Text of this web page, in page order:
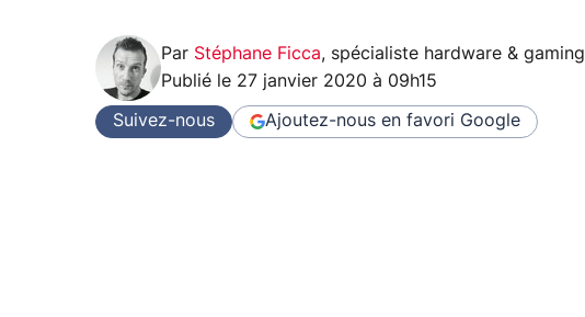
Par Stéphane Ficca, spécialiste hardware & gaming
Publié le 27 janvier 2020 à 09h15
Suivez-nous Ajoutez-nous en favori Google